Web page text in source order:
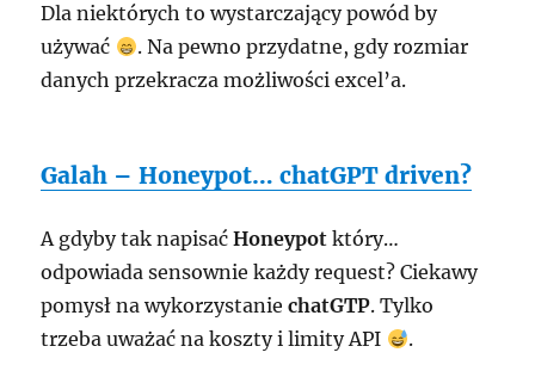
Dla niektórych to wystarczający powód by
używać
. Na pewno przydatne, gdy rozmiar
danych przekracza możliwości excel’a.
Galah – Honeypot… chatGPT driven?
A gdyby tak napisaćHoneypot który…
odpowiada sensownie każdy request? Ciekawy
pomysł na wykorzystaniechatGTP. Tylko
trzeba uważać na koszty i limity API
.